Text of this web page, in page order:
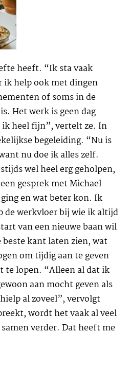
heeft. “Ik sta vaak
ik help ook met dingen
of soms in de
Het werk is geen dag
heel fijn”, vertelt ze. In
begeleiding. “Nu is
nu doe ik alles zelf.
wel heel erg geholpen,
gesprek met Michael
en wat beter kon. Ik
de werkvloer bij wie ik altijd
van een nieuwe baan wil
beste kant laten zien, wat
om tijdig aan te geven
te lopen. “Alleen al dat ik
aan mocht geven als
al zoveel”, vervolgt
wordt het vaak al veel
verder. Dat heeft me